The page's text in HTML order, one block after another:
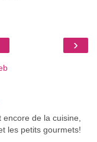
›
encore de la cuisine,
les petits gourmets!